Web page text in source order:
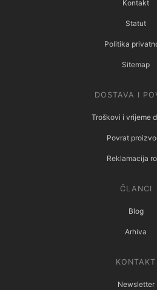
Kontakt
Statut
Politika
Sitemap
DOSTAVA I
Troškovi i vrijeme
Povrat
Reklamacija
ČLANCI
Blog
Arhiva
KONTAKT
Newsletter